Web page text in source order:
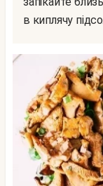
в киплячу